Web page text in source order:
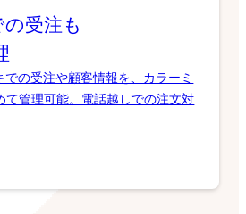
受注も
での受注や顧客情報を、カラーミ
て管理可能。電話越しでの注文対